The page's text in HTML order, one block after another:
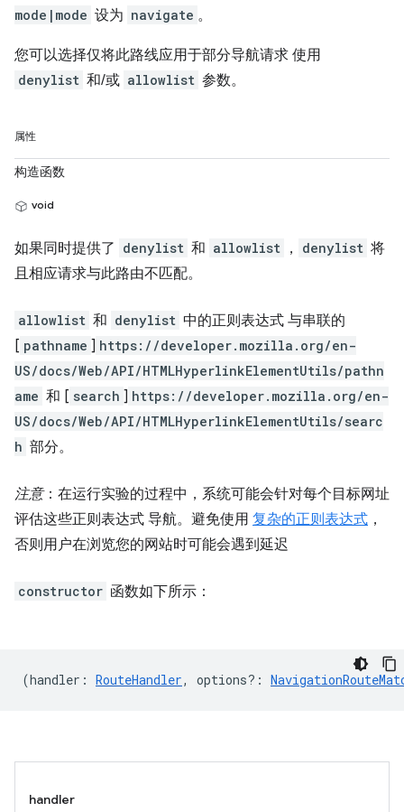
mode|mode 设为 navigate 。
您可以选择仅将此路线应用于部分导航请求 使用
denylist 和/或 allowlist 参数。
属性
构造函数
void
如果同时提供了 denylist 和 allowlist ， denylist 将
且相应请求与此路由不匹配。
allowlist 和 denylist 中的正则表达式 与串联的
[ pathname ] https://developer.mozilla.org/en-
US/docs/Web/API/HTMLHyperlinkElementUtils/pathn
ame 和 [ search ] https://developer.mozilla.org/en-
US/docs/Web/API/HTMLHyperlinkElementUtils/searc
h 部分。
注意：在运行实验的过程中，系统可能会针对每个目标网址
评估这些正则表达式 导航。避免使用 复杂的正则表达式 ，
否则用户在浏览您的网站时可能会遇到延迟
constructor 函数如下所示：
(handler : RouteHandler, options? :
handler